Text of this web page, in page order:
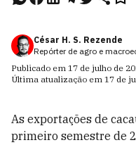
César H. S. Rezende
Repórter de agro e
Publicado em 17 de julho de
Última atualização em 17 de
As exportações de
primeiro semestre de